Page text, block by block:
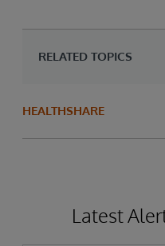
RELATED TOPICS
HEALTHSHARE
Latest